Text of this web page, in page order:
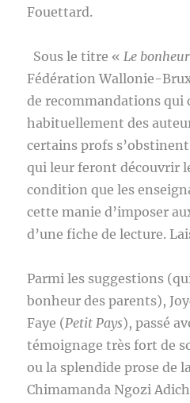
Fouettard.
Sous le titre «Le
Fédération Wallonie-
de recommandations qui
habituellement des
certains profs
qui leur feront découvrir
condition que les
cette manie d’imposer
d’une fiche de lecture.
Parmi les suggestions
bonheur des parents),
Faye (Petit Pays), passé
témoignage très fort de
ou la splendide prose de
Chimamanda Ngozi